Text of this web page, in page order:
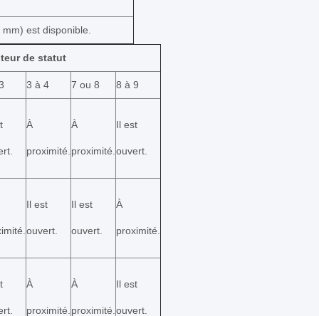
est disponible.
de statut
3 à 4 7 ou 8 8 à 9
À
proximité.
À
proximité.
Il est
ouvert.
Il est
ouvert.
Il est
ouvert.
À
proximité.
À
proximité.
À
proximité.
Il est
ouvert.